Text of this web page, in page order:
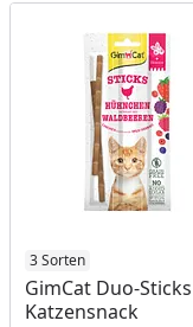
3 Sorten
GimCat Duo-Sticks
Katzensnack
Produkt am Lager